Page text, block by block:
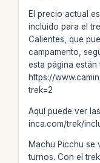
El precio actual
incluido para el
Calientes, que
campamento,
esta página
https://
trek=2
Aquí puede ver
inca.com/trek/
Machu Picchu se
turnos. Con el